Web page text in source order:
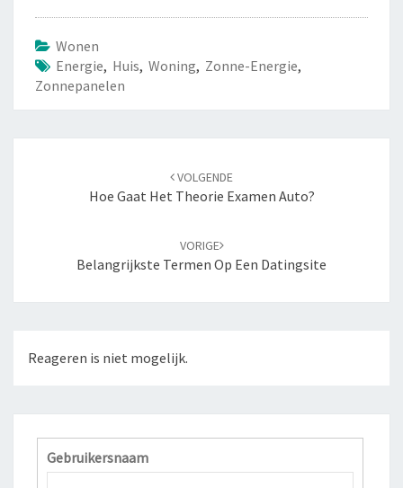
Wonen
Energie, Huis, Woning, Zonne-Energie,
Zonnepanelen
VOLGENDE
Hoe Gaat Het Theorie Examen Auto?
VORIGE
Belangrijkste Termen Op Een Datingsite
Reageren is niet mogelijk.
Gebruikersnaam